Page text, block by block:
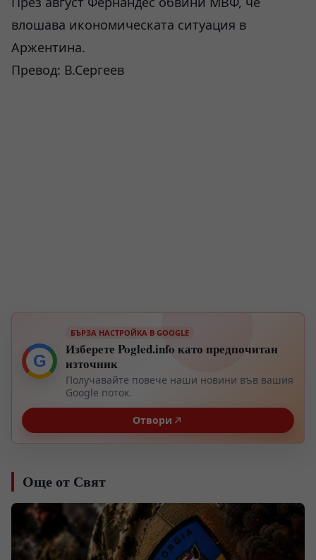
влошава икономическата ситуация в
Аржентина.
Превод: В.Сергеев
G
БЪРЗА НАСТРОЙКА В GOOGLE
Изберете Pogled.info като предпочитан
източник
Получавайте повече наши новини във вашия
Google поток.
Отвори
Още от Свят